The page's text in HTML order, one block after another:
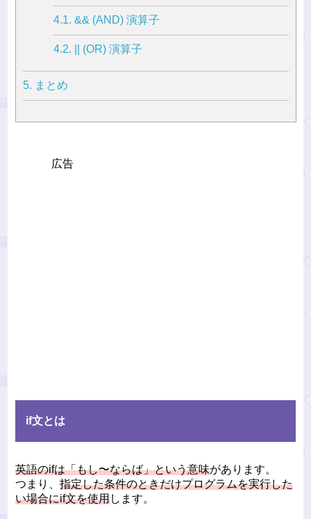
4.1. && (AND) 演算子
4.2. || (OR) 演算子
5. まとめ
if文とは
英語のifは「もし〜ならば」という意味があります。
つまり、指定した条件のときだけプログラムを実行した
い場合にif文を使用します。